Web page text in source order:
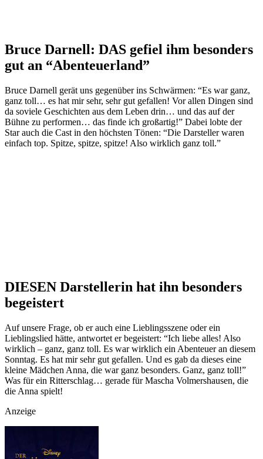
Bruce Darnell: DAS gefiel ihm besonders
gut an “Abenteuerland”
Bruce Darnell gerät uns gegenüber ins Schwärmen: “Es war ganz,
ganz toll… es hat mir sehr, sehr gut gefallen! Vor allen Dingen sind
da soviele Geschichten aus dem Leben drin… und das auf der
Bühne zu performen… das finde ich großartig!” Dabei lobte der
Star auch die Cast in den höchsten Tönen: “Die Darsteller waren
einfach top. Spitze, spitze, spitze! Also wirklich ganz toll.”
DIESEN Darstellerin hat ihn besonders
begeistert
Auf unsere Frage, ob er auch eine Lieblingsszene oder ein
Lieblingslied hätte, antwortet er begeistert: “Ich liebe alles! Also
wirklich – ganz, ganz toll. Es war wirklich ein Abenteuer an diesem
Sonntag. Es hat mir sehr gut gefallen. Und es gab da dieses eine
kleine Mädchen Anna, die war ganz besonders. Ganz, ganz toll!”
Was für ein Ritterschlag… gerade für Mascha Volmershausen, die
die Anna spielt!
Anzeige